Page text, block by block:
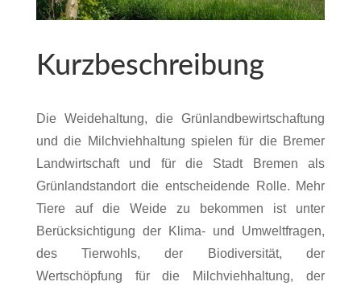
Kurzbeschreibung
Die Weidehaltung, die Grünlandbewirtschaftung
und die Milchviehhaltung spielen für die Bremer
Landwirtschaft und für die Stadt Bremen als
Grünlandstandort die entscheidende Rolle. Mehr
Tiere auf die Weide zu bekommen ist unter
Berücksichtigung der Klima- und Umweltfragen,
des Tierwohls, der Biodiversität, der
Wertschöpfung für die Milchviehhaltung, der